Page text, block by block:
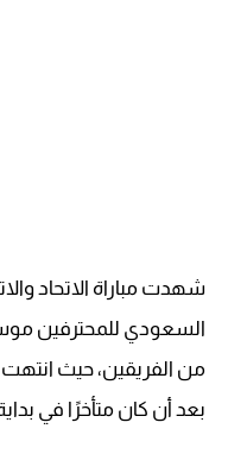
شهدت مباراة الاتحاد
من الفريقين، حيث انتهت
بعد أن كان متأخرًا في بداية